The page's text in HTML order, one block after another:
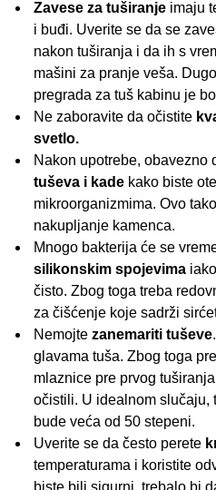
Zavese za tuširanje imaju
i buđi. Uverite se da se
nakon tuširanja i da ih s
mašini za pranje veša.
pregrada za tuš kabinu je
Ne zaboravite da očistite
svetlo.
Nakon upotrebe, obavezno
tuševa i kade kako biste
mikroorganizmima. Ovo
nakupljanje kamenca.
Mnogo bakterija će se
silikonskim spojevima
čisto. Zbog toga treba
za čišćenje koje sadrži
Nemojte zanemariti tuševe
glavama tuša. Zbog toga
mlaznice pre prvog
očistili. U idealnom slučaju,
bude veća od 50 stepeni.
Uverite se da često perete
temperaturama i koristite
biste bili sigurni, trebalo bi